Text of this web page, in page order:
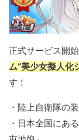
正式サービス開
ム“美少女擬人化
す！
・陸上自衛隊の
・日本全国にあ